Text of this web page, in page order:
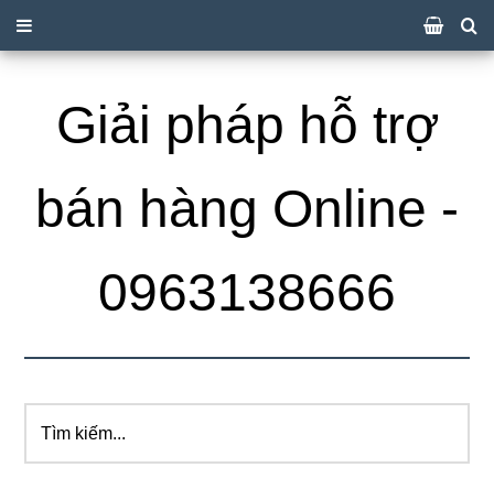
Giải pháp hỗ trợ
bán hàng Online -
0963138666
kiếm...